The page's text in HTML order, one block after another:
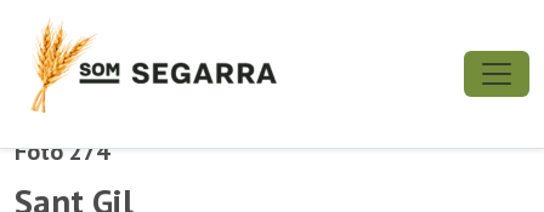
Foto 274
Sant Gil